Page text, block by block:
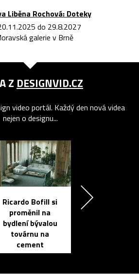
Liběna Rochová: Doteky
do 29.8.2027
galerie v Brně
Z DESIGNVID.CZ
video portál. Každý den nová videa
nejen o designu...
Ricardo Bofill si
proměnil na
bydlení bývalou
továrnu na
cement